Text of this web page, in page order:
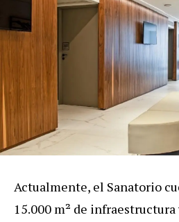
Actualmente, el Sanatorio
15.000 m² de